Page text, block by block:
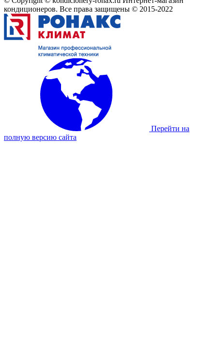
кондиционеров. Все права защищены © 2015-2022
Перейти на
полную версию сайта